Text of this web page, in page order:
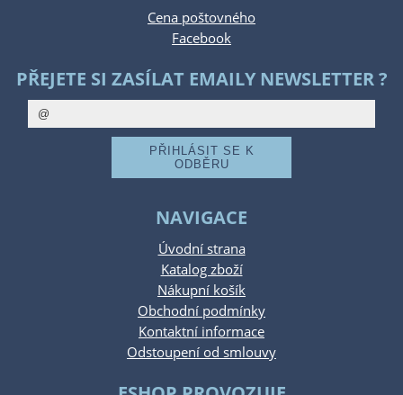
Cena poštovného
Facebook
PŘEJETE SI ZASÍLAT EMAILY NEWSLETTER ?
NAVIGACE
Úvodní strana
Katalog zboží
Nákupní košík
Obchodní podmínky
Kontaktní informace
Odstoupení od smlouvy